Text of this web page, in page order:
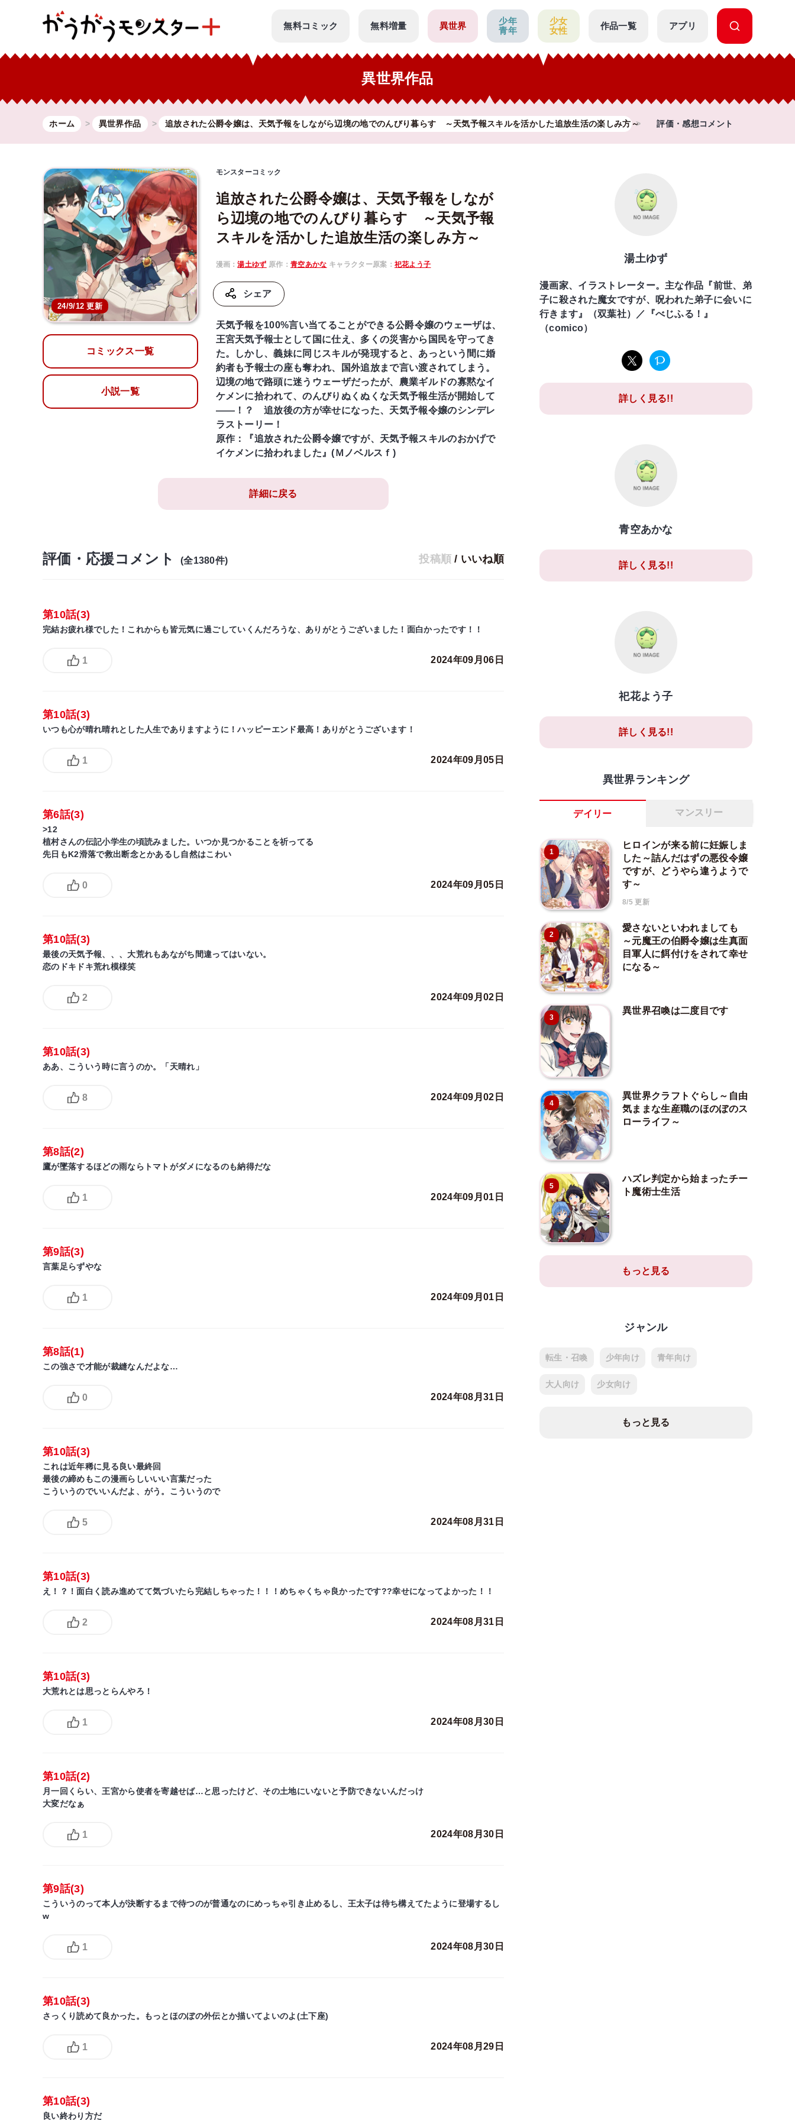
無料コミック 無料増量 異世界
少年
青年
少女
女性
作品一覧 アプリ
異世界作品
ホーム 異世界作品 追放された公爵令嬢は、天気予報をしながら辺境の地でのんびり暮らす ～天気予報スキルを活かした追放生活の楽しみ方～ 評価・感想コメント
24/9/12 更新
コミックス一覧
小説一覧
モンスターコミック
追放された公爵令嬢は、天気予報をしなが
ら辺境の地でのんびり暮らす ～天気予報
スキルを活かした追放生活の楽しみ方～
漫画：湯土ゆず 原作：青空あかな キャラクター原案： 祀花よう子
シェア
天気予報を100%言い当てることができる公爵令嬢のウェーザは、
王宮天気予報士として国に仕え、多くの災害から国民を守ってき
た。しかし、義妹に同じスキルが発現すると、あっという間に婚
約者も予報士の座も奪われ、国外追放まで言い渡されてしまう。
辺境の地で路頭に迷うウェーザだったが、農業ギルドの寡黙なイ
ケメンに拾われて、のんびりぬくぬくな天気予報生活が開始して
――！？ 追放後の方が幸せになった、天気予報令嬢のシンデレ
ラストーリー！
原作：『追放された公爵令嬢ですが、天気予報スキルのおかげで
イケメンに拾われました』(Ｍノベルスｆ)
詳細に戻る
評価・応援コメント (全1380件) 投稿順 / いいね順
第10話(3)
完結お疲れ様でした！これからも皆元気に過ごしていくんだろうな、ありがとうございました！面白かったです！！
1 2024年09月06日
第10話(3)
いつも心が晴れ晴れとした人生でありますように！ハッピーエンド最高！ありがとうございます！
1 2024年09月05日
第6話(3)
>12
植村さんの伝記小学生の頃読みました。いつか見つかることを祈ってる
先日もK2滑落で救出断念とかあるし自然はこわい
0 2024年09月05日
第10話(3)
最後の天気予報、、、大荒れもあながち間違ってはいない。
恋のドキドキ荒れ模様笑
2 2024年09月02日
第10話(3)
ああ、こういう時に言うのか。「天晴れ」
8 2024年09月02日
第8話(2)
鷹が墜落するほどの雨ならトマトがダメになるのも納得だな
1 2024年09月01日
第9話(3)
言葉足らずやな
1 2024年09月01日
第8話(1)
この強さで才能が裁縫なんだよな…
0 2024年08月31日
第10話(3)
これは近年稀に見る良い最終回
最後の締めもこの漫画らしいいい言葉だった
こういうのでいいんだよ、がう。こういうので
5 2024年08月31日
第10話(3)
え！？！面白く読み進めてて気づいたら完結しちゃった！！！めちゃくちゃ良かったです??幸せになってよかった！！
2 2024年08月31日
第10話(3)
大荒れとは思っとらんやろ！
1 2024年08月30日
第10話(2)
月一回くらい、王宮から使者を寄越せば…と思ったけど、その土地にいないと予防できないんだっけ
大変だなぁ
1 2024年08月30日
第9話(3)
こういうのって本人が決断するまで待つのが普通なのにめっちゃ引き止めるし、王太子は待ち構えてたように登場するし
w
1 2024年08月30日
第10話(3)
さっくり読めて良かった。もっとほのぼの外伝とか描いてよいのよ(土下座)
1 2024年08月29日
第10話(3)
良い終わり方だ
湯土ゆず
漫画家、イラストレーター。主な作品『前世、弟
子に殺された魔女ですが、呪われた弟子に会いに
行きます』（双葉社）／『べじふる！』
（comico）
詳しく見る!!
青空あかな
詳しく見る!!
祀花よう子
詳しく見る!!
異世界ランキング
デイリー マンスリー
1
ヒロインが来る前に妊娠しま
した～詰んだはずの悪役令嬢
ですが、どうやら違うようで
す～
8/5 更新
2
愛さないといわれましても
～元魔王の伯爵令嬢は生真面
目軍人に餌付けをされて幸せ
になる～
3
異世界召喚は二度目です
4
異世界クラフトぐらし～自由
気ままな生産職のほのぼのス
ローライフ～
5
ハズレ判定から始まったチー
ト魔術士生活
もっと見る
ジャンル
転生・召喚 少年向け 青年向け
大人向け 少女向け
もっと見る